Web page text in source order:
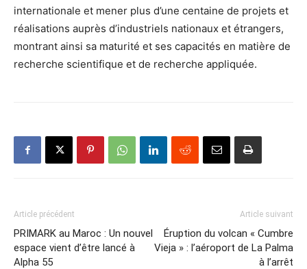
internationale et mener plus d’une centaine de projets et
réalisations auprès d’industriels nationaux et étrangers,
montrant ainsi sa maturité et ses capacités en matière de
recherche scientifique et de recherche appliquée.
Article précédent
PRIMARK au Maroc : Un nouvel
espace vient d’être lancé à
Alpha 55
Article suivant
Éruption du volcan « Cumbre
Vieja » : l’aéroport de La Palma
à l’arrêt